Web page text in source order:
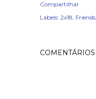
Compartilhar
Labels: 2x18 Friends
COMENTÁRIOS